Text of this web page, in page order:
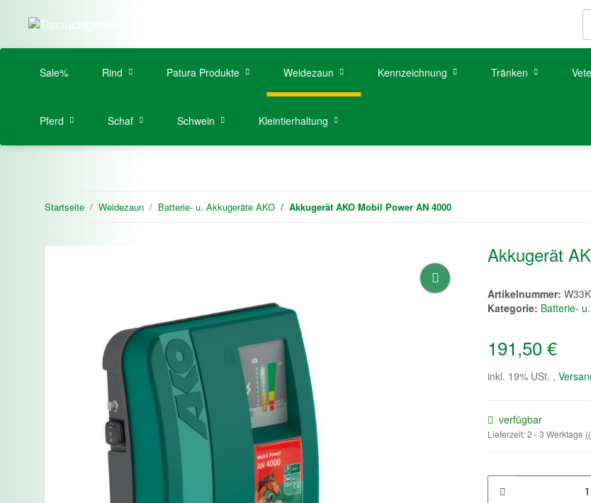
Sale% Rind Patura Produkte Weidezaun Kennzeichnung Tränken
Pferd Schaf Schwein Kleintierhaltung
Startseite Weidezaun Batterie- u. Akkugeräte AKO Akkugerät AKO Mobil Power AN 4000
Akkugerät
Artikelnummer:
Kategorie: Batterie-
191,50 €
inkl. 19% USt. ,
verfügbar
Lieferzeit:2 - 3 Werktage